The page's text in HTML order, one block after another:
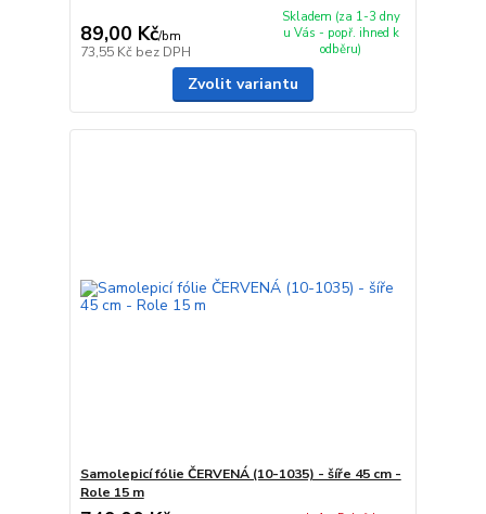
89,00 Kč/bm
73,55 Kč bez DPH
Skladem (za 1-3 dny
u Vás - popř. ihned k
odběru)
Zvolit variantu
Samolepicí fólie ČERVENÁ (10-1035) - šíře 45 cm -
Role 15 m